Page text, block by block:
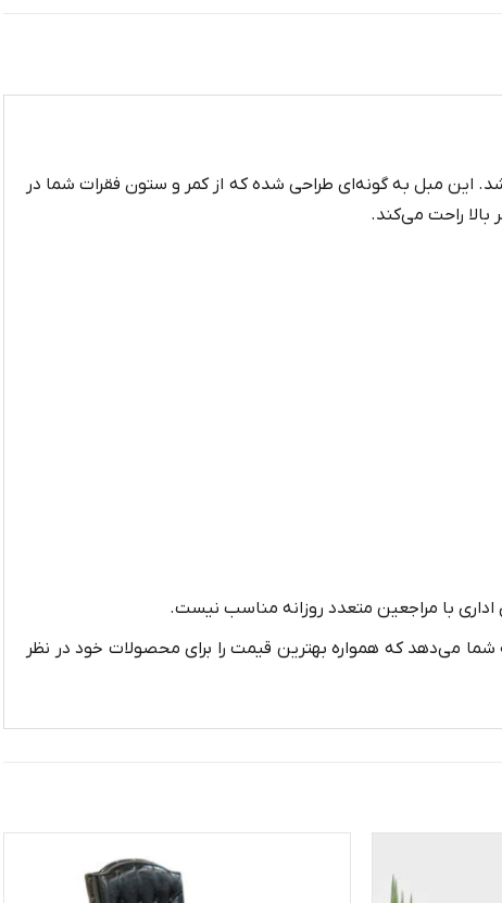
این مبل به گونه‌ای طراحی شده که از کمر و ستون فقرات شما در
راحت می‌کند.
با مراجعین متعدد روزانه مناسب نیست.
شما می‌دهد که همواره بهترین قیمت را برای محصولات خود در نظر